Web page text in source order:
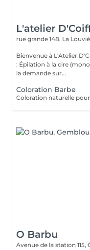
L'atelier
rue grande 148, La
Bienvenue à L'Atelier D'Coiff ! Découvrez nos
: Épilation à la cire (mono-sourcil, narines, oreilles) disponible à
la demande sur...
Coloration Barbe
O Barbu
Avenue de la station 115,